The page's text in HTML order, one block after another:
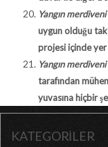
Yangın
uygun olduğu
projesi içinde yer
Yangın
tarafından
yuvasına hiçbir
KATEGORİLER